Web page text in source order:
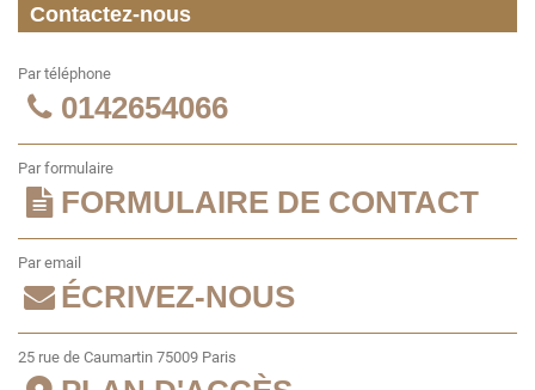
Contactez-nous
Par téléphone
0142654066
Par formulaire
FORMULAIRE DE CONTACT
Par email
ÉCRIVEZ-NOUS
25 rue de Caumartin 75009 Paris